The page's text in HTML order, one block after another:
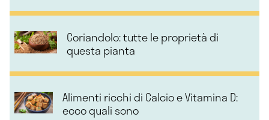
Coriandolo: tutte le proprietà di
questa pianta
Alimenti ricchi di Calcio e Vitamina D:
ecco quali sono